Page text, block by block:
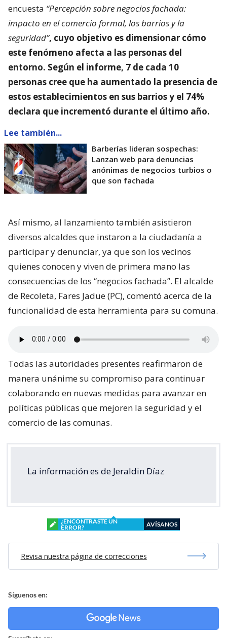
encuesta “Percepción sobre negocios fachada:
impacto en el comercio formal, los barrios y la
seguridad”, cuyo objetivo es dimensionar cómo
este fenómeno afecta a las personas del
entorno. Según el informe, 7 de cada 10
personas cree que ha aumentado la presencia de
estos establecimientos en sus barrios y el 74%
declara que incrementó durante el último año.
Lee también...
Barberías lideran sospechas:
Lanzan web para denuncias
anónimas de negocios turbios o
que son fachada
Así mismo, al lanzamiento también asistieron
diversos alcaldes que instaron a la ciudadanía a
participar y denunciar, ya que son los vecinos
quienes conocen y viven de primera mano las
consecuencias de los “negocios fachada”. El alcalde
de Recoleta, Fares Jadue (PC), comentó acerca de la
funcionalidad de esta herramienta para su comuna.
Todas las autoridades presentes reafirmaron de
manera unánime su compromiso para continuar
colaborando en nuevas medidas para avanzar en
políticas públicas que mejoren la seguridad y el
comercio de las comunas.
La información es de Jeraldin Díaz
¿ENCONTRASTE UN
ERROR?
AVÍSANOS
Revisa nuestra página de correcciones
Síguenos en: